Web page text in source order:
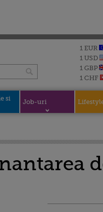
1 EUR
1 USD
1 GBP
1 CHF
si
Job-uri